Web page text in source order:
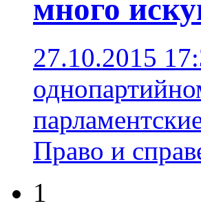
много
27.10.2015
Право и
1